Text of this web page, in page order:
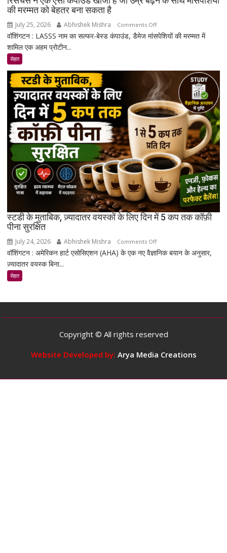
की मरम्मत को बेहतर बना सकता है
July 25, 2026 Abhishek Mishra Comments Offon
रिसर्चर्स
ऐसा
कंपाउंड
खोजा
है
जो
बढ़ने
के
साथ
मांसपेशियों
की
मरम्मत
को
बेहतर
है
वॉशिंगटन : LASSS नाम का सल्फर-बेस्ड कंपाउंड, डैमेज मांसपेशियों की मरम्मत में
शामिल एक अहम प्रोटीन...
सेहत
स्टडी के मुताबिक, ज़्यादातर वयस्कों के लिए दिन में 5 कप तक कॉफ़ी
पीना सुरक्षित
July 24, 2026 Abhishek Mishra Comments Offon
स्टडी
लिए
5
वॉशिंगटन : अमेरिकन हार्ट एसोसिएशन (AHA) के एक नए वैज्ञानिक बयान के अनुसार,
ज़्यादातर वयस्क बिना...
सेहत
Copyright © All rights reserved
Website Developed by: Arya Media Creations